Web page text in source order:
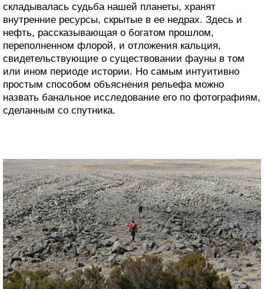
складывалась судьба нашей планеты, хранят
внутренние ресурсы, скрытые в ее недрах. Здесь и
нефть, рассказывающая о богатом прошлом,
переполненном флорой, и отложения кальция,
свидетельствующие о существовании фауны в том
или ином периоде истории. Но самым интуитивно
простым способом объяснения рельефа можно
назвать банальное исследование его по фотографиям,
сделанным со спутника.